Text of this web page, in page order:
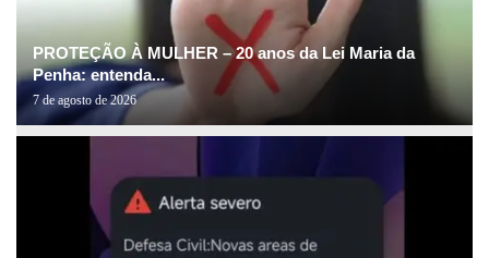
PROTEÇÃO À MULHER – 20 anos da Lei Maria da
Penha: entenda...
7 de agosto de 2026